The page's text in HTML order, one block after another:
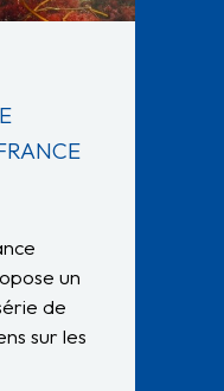
un
de
sur les